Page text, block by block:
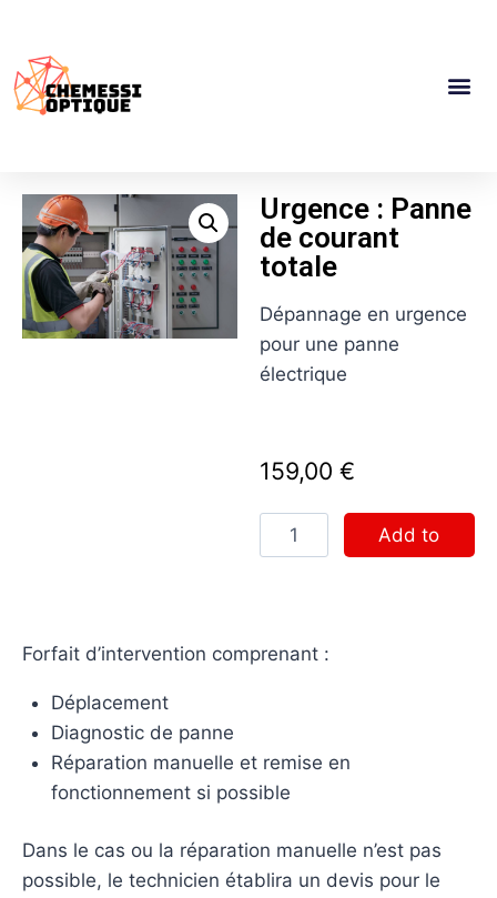
Urgence : Panne
de courant
totale
Dépannage en urgence
pour une panne
électrique
159,00 €
Add to
Forfait d’intervention comprenant :
Déplacement
Diagnostic de panne
Réparation manuelle et remise en
fonctionnement si possible
Dans le cas ou la réparation manuelle n’est pas
possible, le technicien établira un devis pour le